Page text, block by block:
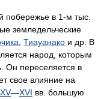
побережье в 1-м тыс.
земледельческие
Тиауанако и др. В
народ, которым
Он переселяется в
свое влияние на
XV—XVI вв. большую